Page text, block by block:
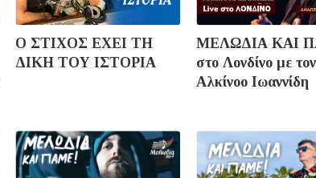
Ο ΣΤΙΧΟΣ ΕΧΕΙ ΤΗ
ΔΙΚΗ ΤΟΥ ΙΣΤΟΡΙΑ
ΜΕΛΩΔΙΑ ΚΑΙ
στo Λονδίνο με τον
Αλκίνοο Ιωαννίδη